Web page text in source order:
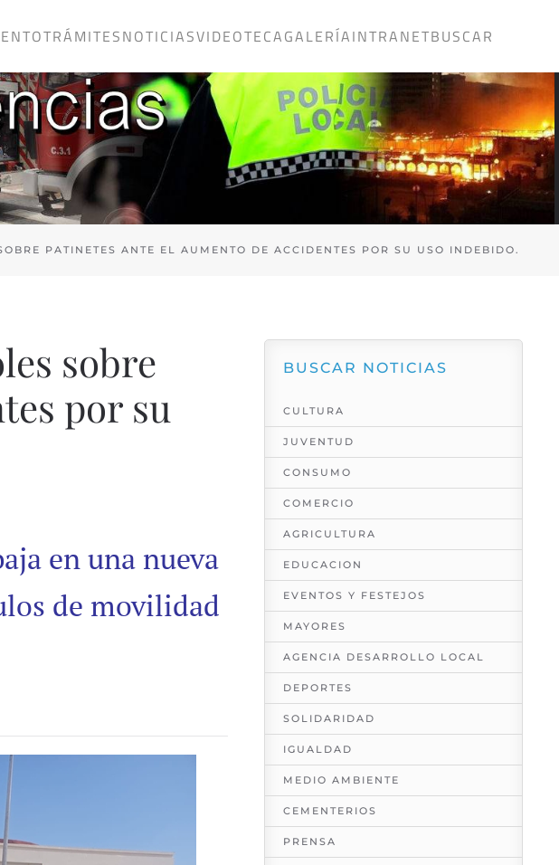
TRÁMITESNOTICIASVIDEOTECAGALERÍAINTRANETBUSCAR
PATINETES ANTE EL AUMENTO DE ACCIDENTES POR SU USO INDEBIDO.
sobre
por su
en una nueva
de movilidad
BUSCAR NOTICIAS
CULTURA
JUVENTUD
CONSUMO
COMERCIO
AGRICULTURA
EDUCACION
EVENTOS Y FESTEJOS
MAYORES
AGENCIA DESARROLLO LOCAL
DEPORTES
SOLIDARIDAD
IGUALDAD
MEDIO AMBIENTE
CEMENTERIOS
PRENSA